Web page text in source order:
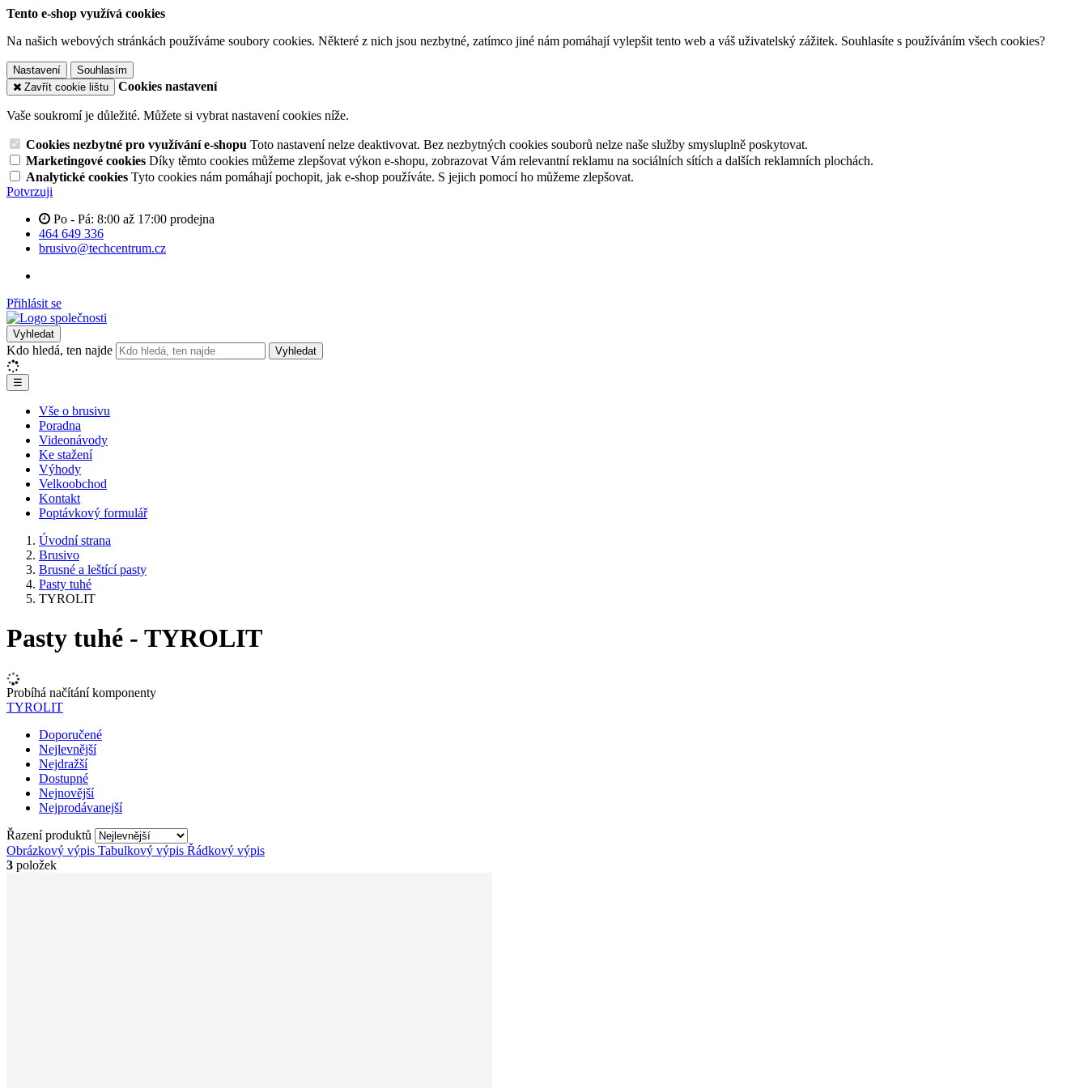
Tento e-shop využívá cookies
Na našich webových stránkách používáme soubory cookies. Některé z nich jsou nezbytné, zatímco jiné nám pomáhají vylepšit tento web a váš uživatelský zážitek. Souhlasíte s používáním všech cookies?
Nastavení
Souhlasím
Zavřít cookie lištu
Cookies nastavení
Vaše soukromí je důležité. Můžete si vybrat nastavení cookies níže.
Cookies nezbytné pro využívání e-shopu Toto nastavení nelze deaktivovat. Bez nezbytných cookies souborů nelze naše služby smysluplně poskytovat.
Marketingové cookies Díky těmto cookies můžeme zlepšovat výkon e-shopu, zobrazovat Vám relevantní reklamu na sociálních sítích a dalších reklamních plochách.
Analytické cookies Tyto cookies nám pomáhají pochopit, jak e-shop používáte. S jejich pomocí ho můžeme zlepšovat.
Potvrzuji
Po - Pá: 8:00 až 17:00 prodejna
464 649 336
brusivo@techcentrum.cz
Přihlásit se
Vyhledat
Kdo hledá, ten najde Vyhledat
☰
Vše o brusivu
Poradna
Videonávody
Ke stažení
Výhody
Velkoobchod
Kontakt
Poptávkový formulář
Úvodní strana
Brusivo
Brusné a leštící pasty
Pasty tuhé
TYROLIT
Pasty tuhé - TYROLIT
Probíhá načítání komponenty
TYROLIT
Doporučené
Nejlevnější
Nejdražší
Dostupné
Nejnovější
Nejprodávanejší
Řazení produktů
Obrázkový výpis Tabulkový výpis Řádkový výpis
3 položek